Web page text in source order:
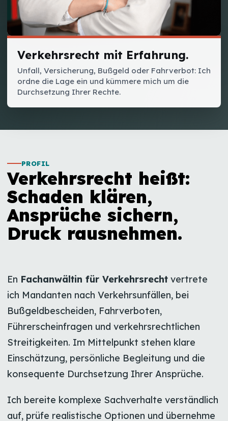
Verkehrsrecht mit Erfahrung.
Unfall, Versicherung, Bußgeld oder Fahrverbot: Ich
ordne die Lage ein und kümmere mich um die
Durchsetzung Ihrer Rechte.
PROFIL
Verkehrsrecht heißt:
Schaden klären,
Ansprüche sichern,
Druck rausnehmen.
En Fachanwältin für Verkehrsrecht vertrete
ich Mandanten nach Verkehrsunfällen, bei
Bußgeldbescheiden, Fahrverboten,
Führerscheinfragen und verkehrsrechtlichen
Streitigkeiten. Im Mittelpunkt stehen klare
Einschätzung, persönliche Begleitung und die
konsequente Durchsetzung Ihrer Ansprüche.
Ich bereite komplexe Sachverhalte verständlich
auf, prüfe realistische Optionen und übernehme